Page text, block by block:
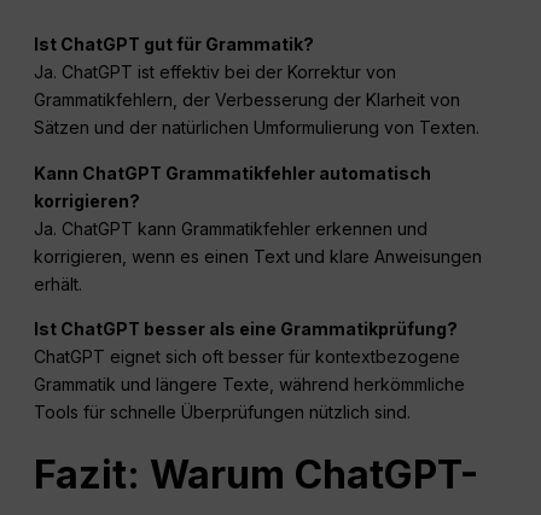
Ist ChatGPT gut für Grammatik?
Ja. ChatGPT ist effektiv bei der Korrektur von
Grammatikfehlern, der Verbesserung der Klarheit von
Sätzen und der natürlichen Umformulierung von Texten.
Kann ChatGPT Grammatikfehler automatisch
korrigieren?
Ja. ChatGPT kann Grammatikfehler erkennen und
korrigieren, wenn es einen Text und klare Anweisungen
erhält.
Ist ChatGPT besser als eine Grammatikprüfung?
ChatGPT eignet sich oft besser für kontextbezogene
Grammatik und längere Texte, während herkömmliche
Tools für schnelle Überprüfungen nützlich sind.
Fazit: Warum ChatGPT-